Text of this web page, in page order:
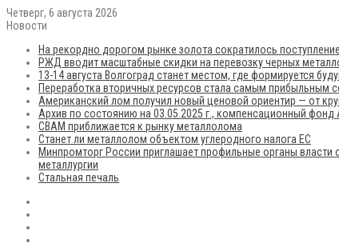
Четверг, 6 августа 2026
Новости
На рекордно дорогом рынке золота сократилось
РЖД вводит масштабные скидки на перевозку черных
13-14 августа Волгоград станет местом, где формируется
Переработка вторичных ресурсов стала самым прибыльным
Американский лом получил новый ценовой ориентир — от
Архив по состоянию на 03.05.2025 г., компенсационный фонд
CBAM приближается к рынку металлолома
Станет ли металлолом объектом углеродного налога ЕС
Минпромторг России приглашает профильные органы
металлургии
Стальная печаль